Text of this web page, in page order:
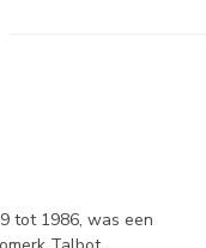
tot 1986, was een